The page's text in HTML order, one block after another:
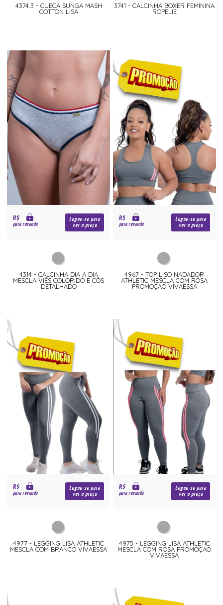
4374.3 - CUECA SUNGA MASH
COTTON LISA
3741 - CALCINHA BOXER FEMININA
ROPELIE
R$
para revenda
Logue-se para
ver o preço
4314 - CALCINHA DIA A DIA
MESCLA VIÉS COLORIDO E CÓS
DETALHADO
R$
para revenda
Logue-se para
ver o preço
4967 - TOP LISO NADADOR
ATHLETIC MESCLA COM ROSA
PROMOÇAO VIVAESSA
R$
para revenda
Logue-se para
ver o preço
4977 - LEGGING LISA ATHLETIC
MESCLA COM BRANCO VIVAESSA
R$
para revenda
Logue-se para
ver o preço
4975 - LEGGING LISA ATHLETIC
MESCLA COM ROSA PROMOÇAO
VIVAESSA